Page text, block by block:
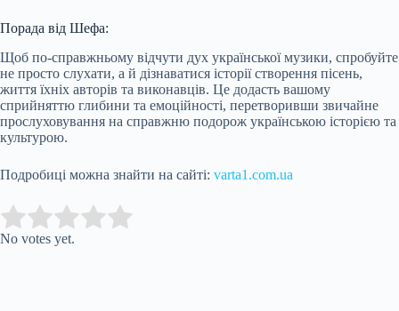
Порада від Шефа:
Щоб по-справжньому відчути дух української музики, спробуйте
не просто слухати, а й дізнаватися історії створення пісень,
життя їхніх авторів та виконавців. Це додасть вашому
сприйняттю глибини та емоційності, перетворивши звичайне
прослуховування на справжню подорож українською історією та
культурою.
Подробиці можна знайти на сайті: varta1.com.ua
Rate this item:
No votes yet.